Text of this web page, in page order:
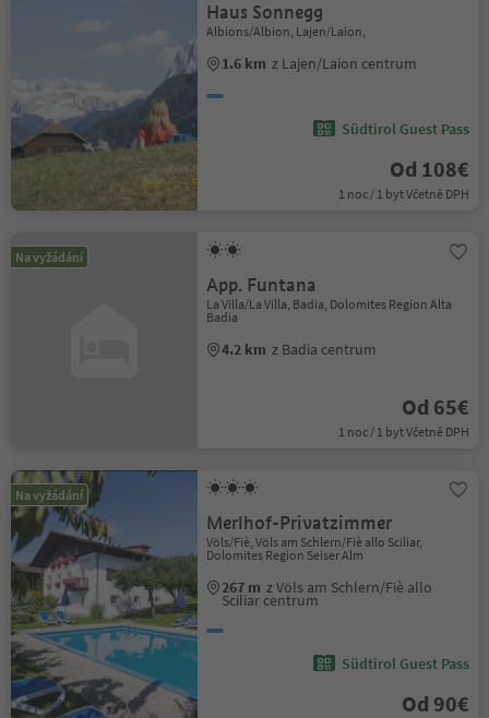
Haus Sonnegg
Albions/Albion, Lajen/Laion,
1.6 km z Lajen/Laion centrum
Südtirol Guest Pass
Od 108€
1 noc / 1 byt Včetně DPH
Na vyžádání
App. Funtana
La Villa/La Villa, Badia, Dolomites Region Alta
Badia
4.2 km z Badia centrum
Od 65€
1 noc / 1 byt Včetně DPH
Na vyžádání
Merlhof-Privatzimmer
Völs/Fiè, Völs am Schlern/Fiè allo Sciliar,
Dolomites Region Seiser Alm
267 m z Völs am Schlern/Fiè allo
Sciliar centrum
Südtirol Guest Pass
Od 90€